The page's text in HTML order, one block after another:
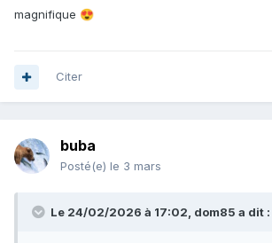
magnifique 😍
Citer
buba
Posté(e) le 3 mars
Le 24/02/2026 à 17:02, dom85 a dit :